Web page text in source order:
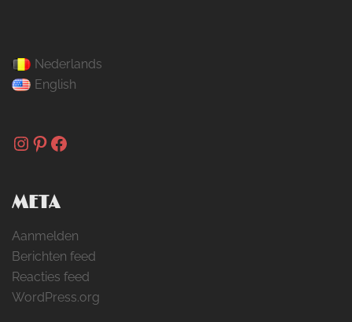
Nederlands
English
Instagram
Pinterest
Facebook
META
Aanmelden
Berichten feed
Reacties feed
WordPress.org